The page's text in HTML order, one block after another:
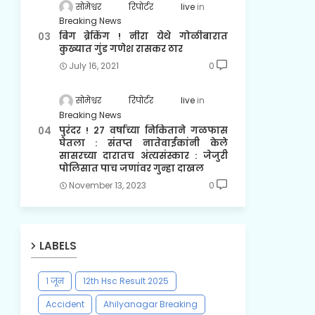
सोमेश्वर रिपोर्टर live
Breaking News
बिग ब्रेकिंग ! नीरा येथे गोळीबारात
कुख्यात गुंड गणेश रासकर ठार
July 16, 2021 0
सोमेश्वर रिपोर्टर live
Breaking News
पुरंदर ! २७ वर्षाच्या निकिताने गळफास
घेतला : संतप्त नातेवाईकांनी केले
सासरच्या दारातच अंत्यसंस्कार : जेजुरी
पोलिसात पाच जणांवर गुन्हा दाखल
November 13, 2023 0
LABELS
१ जून
12th Hsc Result 2025
Accident
Ahilyanagar Breaking